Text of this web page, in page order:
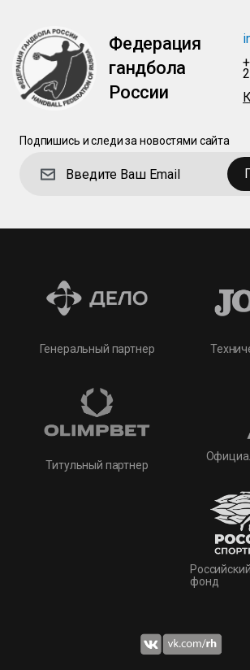
Федерация
гандбола
России
Подпишись и следи за новостями сайта
Генеральный партнер
Титульный партнер
фонд